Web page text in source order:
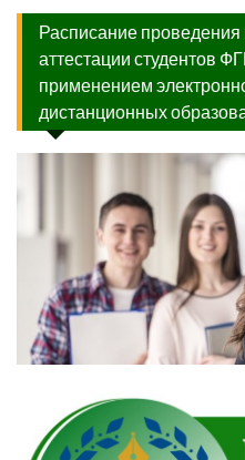
Расписание
аттестации студентов
применением
дистанционных